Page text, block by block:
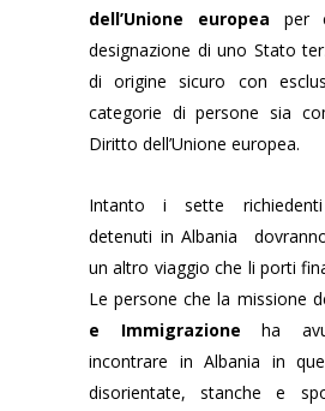
dell’Unione europea per
designazione di uno Stato
di origine sicuro con
categorie di persone sia
Diritto dell’Unione europea.
Intantoi sette ric
detenuti in Albania
un altro viaggio che li porti
Le persone che la missione
e Immigrazione ha
incontrare in Albania in
disorientate, stanche e